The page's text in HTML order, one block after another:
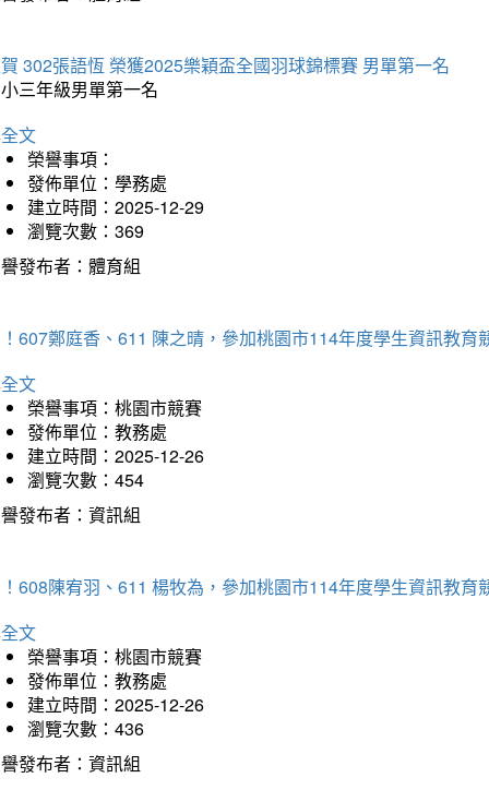
302張語恆 榮獲2025樂穎盃全國羽球錦標賽 男單第一名
三年級男單第一名
文
榮譽事項：
發佈單位：學務處
建立時間：2025-12-29
瀏覽次數：369
發布者：體育組
607鄭庭香、611 陳之晴，參加桃園市114年度學生資訊教育
文
榮譽事項：桃園市競賽
發佈單位：教務處
建立時間：2025-12-26
瀏覽次數：454
發布者：資訊組
608陳宥羽、611 楊牧為，參加桃園市114年度學生資訊教育
文
榮譽事項：桃園市競賽
發佈單位：教務處
建立時間：2025-12-26
瀏覽次數：436
發布者：資訊組